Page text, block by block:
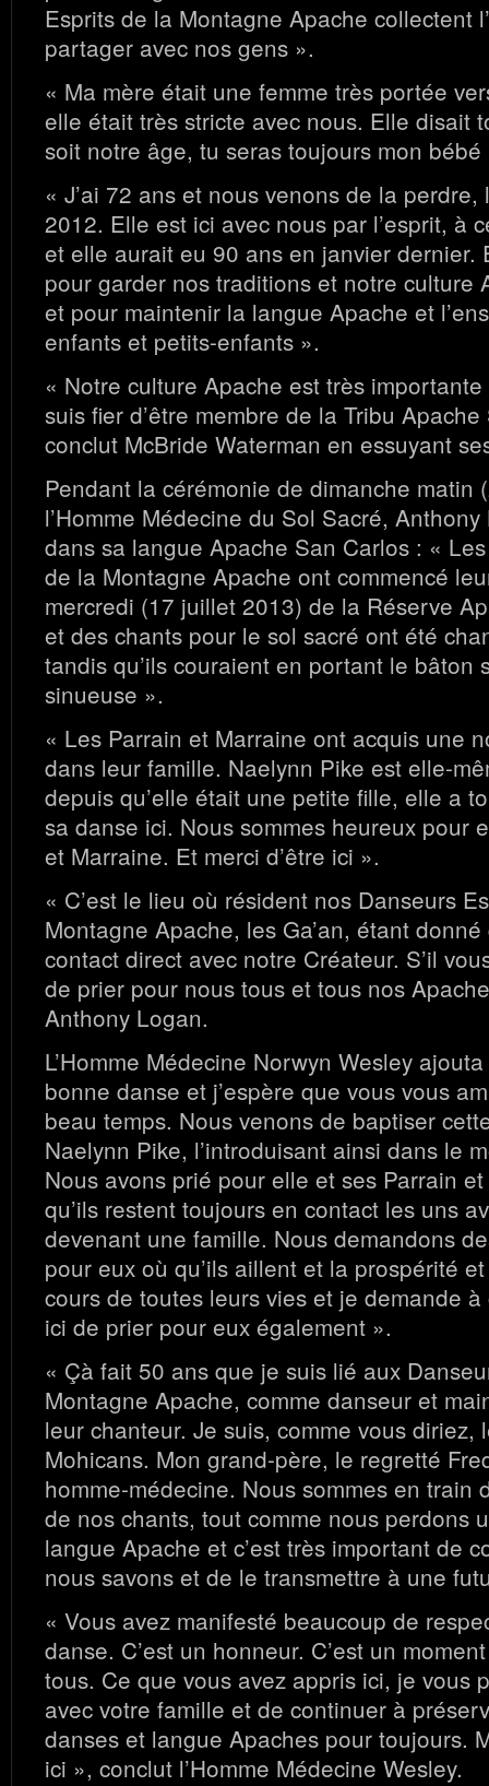
Esprits de la Montagne Apache collectent
partager avec nos gens ».
« Ma mère était une femme très portée
elle était très stricte avec nous. Elle disait
soit notre âge, tu seras toujours mon bébé
« J’ai 72 ans et nous venons de la perdre,
2012. Elle est ici avec nous par l’esprit, à
et elle aurait eu 90 ans en janvier dernier.
pour garder nos traditions et notre culture
et pour maintenir la langue Apache et
enfants et petits-enfants ».
« Notre culture Apache est très
suis fier d’être membre de la Tribu
conclut McBride Waterman en essuyant
Pendant la cérémonie de dimanche matin
l’Homme Médecine du Sol Sacré,
dans sa langue Apache San Carlos : «
de la Montagne Apache ont commencé
mercredi (17 juillet 2013) de la Réserve
et des chants pour le sol sacré ont été
tandis qu’ils couraient en portant le bâton
sinueuse ».
« Les Parrain et Marraine ont acquis une
dans leur famille. Naelynn Pike est elle-
depuis qu’elle était une petite fille, elle a
sa danse ici. Nous sommes heureux pour
et Marraine. Et merci d’être ici ».
« C’est le lieu où résident nos Danseurs
Montagne Apache, les Ga’an, étant donné
contact direct avec notre Créateur. S’il
de prier pour nous tous et tous nos
Anthony Logan.
L’Homme Médecine Norwyn Wesley
bonne danse et j’espère que vous vous
beau temps. Nous venons de baptiser
Naelynn Pike, l’introduisant ainsi dans le
Nous avons prié pour elle et ses Parrain
qu’ils restent toujours en contact les uns
devenant une famille. Nous demandons
pour eux où qu’ils aillent et la prospérité
cours de toutes leurs vies et je demande
ici de prier pour eux également ».
« Çà fait 50 ans que je suis lié aux
Montagne Apache, comme danseur et
leur chanteur. Je suis, comme vous diriez,
Mohicans. Mon grand-père, le regretté
homme-médecine. Nous sommes en train
de nos chants, tout comme nous perdons
langue Apache et c’est très important de
nous savons et de le transmettre à une
« Vous avez manifesté beaucoup de
danse. C’est un honneur. C’est un
tous. Ce que vous avez appris ici, je vous
avec votre famille et de continuer à
danses et langue Apaches pour toujours.
ici », conclut l’Homme Médecine Wesley.